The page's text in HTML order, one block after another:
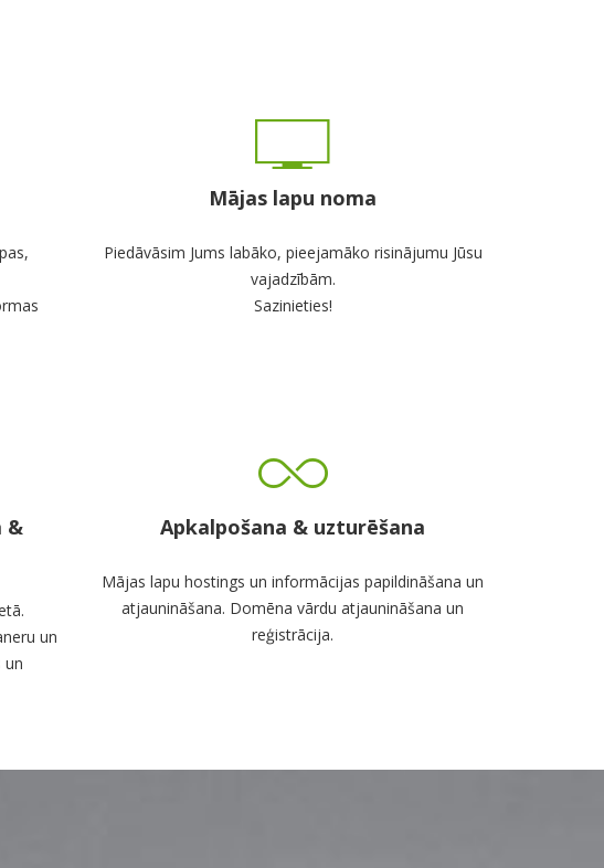
Mājas lapu noma
Piedāvāsim Jums labāko, pieejamāko risinājumu Jūsu
vajadzībām.
Sazinieties!
&
un
un
Apkalpošana & uzturēšana
Mājas lapu hostings un informācijas papildināšana un
atjaunināšana. Domēna vārdu atjaunināšana un
reģistrācija.